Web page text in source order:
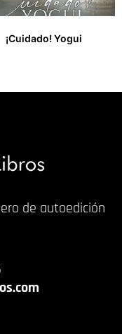
¡Cuidado! Yogui
de autoedición